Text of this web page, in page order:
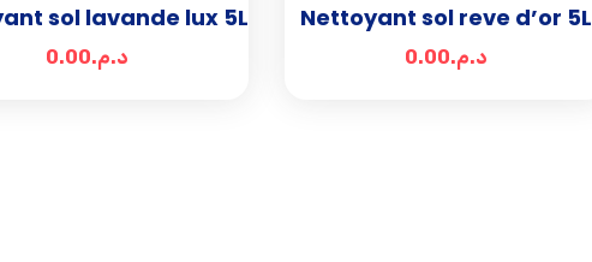
sol lavande lux 5L
د.م.0.00
Nettoyant sol reve d’or 5L
د.م.0.00